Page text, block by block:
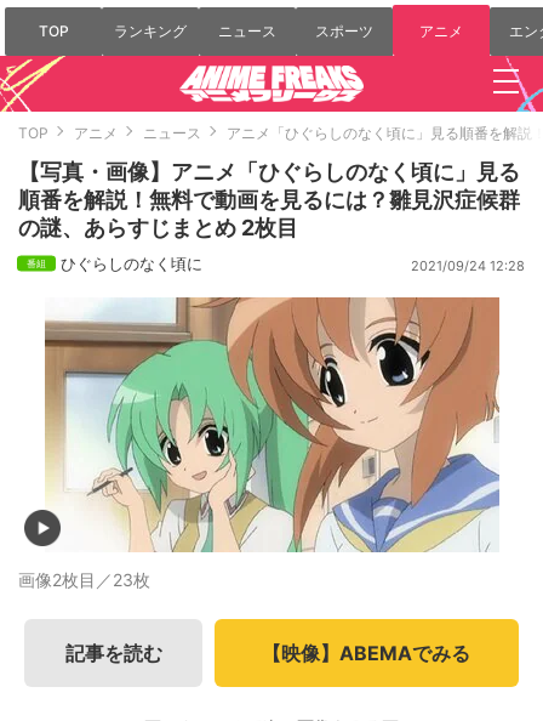
TOP ランキング ニュース スポーツ アニメ エン
TOP アニメ ニュース アニメ「ひぐらしのなく頃に」見る順番を解説
【写真・画像】アニメ「ひぐらしのなく頃に」見る
順番を解説！無料で動画を見るには？雛見沢症候群
の謎、あらすじまとめ 2枚目
ひぐらしのなく頃に 2021/09/24 12:28
画像2枚目／23枚
記事を読む 【映像】ABEMAでみる